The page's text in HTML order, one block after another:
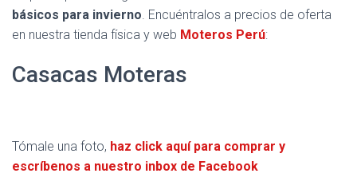
básicos para invierno. Encuéntralos a precios de oferta
en nuestra tienda física y web Moteros Perú:
Casacas Moteras
Tómale una foto, haz click aquí para comprar y
escríbenos a nuestro inbox de Facebook